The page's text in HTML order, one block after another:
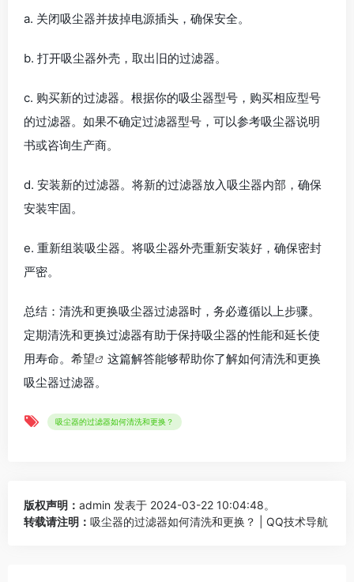
a. 关闭吸尘器并拔掉电源插头，确保安全。
b. 打开吸尘器外壳，取出旧的过滤器。
c. 购买新的过滤器。根据你的吸尘器型号，购买相应型号
的过滤器。如果不确定过滤器型号，可以参考吸尘器说明
书或咨询生产商。
d. 安装新的过滤器。将新的过滤器放入吸尘器内部，确保
安装牢固。
e. 重新组装吸尘器。将吸尘器外壳重新安装好，确保密封
严密。
总结：清洗和更换吸尘器过滤器时，务必遵循以上步骤。
定期清洗和更换过滤器有助于保持吸尘器的性能和延长使
用寿命。 希望
这篇解答能够帮助你了解如何清洗和更换
吸尘器过滤器。
吸尘器的过滤器如何清洗和更换？
版权声明： admin 发表于 2024-03-22 10:04:48。
转载请注明： 吸尘器的过滤器如何清洗和更换？ | QQ技术导航